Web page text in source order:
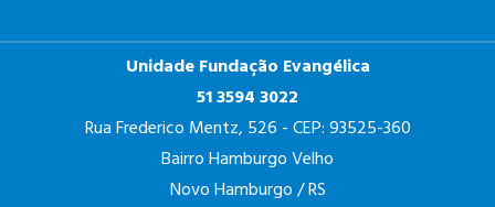
Unidade Fundação Evangélica
51 3594 3022
Rua Frederico Mentz, 526 - CEP: 93525-360
Bairro Hamburgo Velho
Novo Hamburgo / RS